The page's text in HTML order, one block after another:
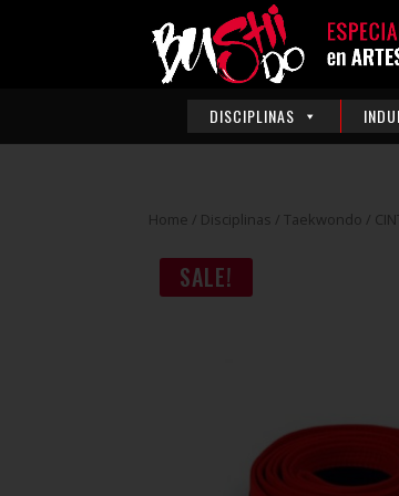
DISCIPLINAS
Home / Disciplinas /Taekwondo /
SALE!